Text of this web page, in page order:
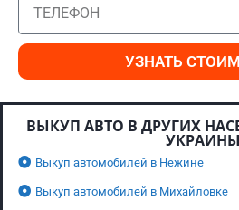
УЗНАТЬ
ВЫКУП АВТО В ДРУГИХ
УКРАИНЫ
Выкуп автомобилей в Нежине
Выкуп автомобилей в Михайловке